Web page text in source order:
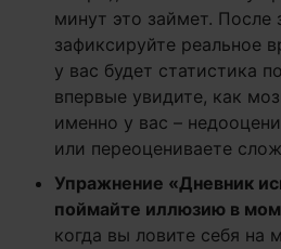
минут это займет. После
зафиксируйте реальное
у вас будет статистика
впервые увидите, как
именно у вас –
или переоцениваете
Упражнение «Дневник
поймайте иллюзию в
когда вы ловите себя на